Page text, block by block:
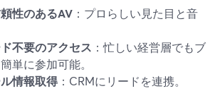
性のあるAV ：プロらしい見た目と音
不要のアクセス ：忙しい経営層でもブ
単に参加可能。
情報取得：CRMにリードを連携。